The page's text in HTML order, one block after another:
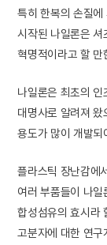
특히 한복의 손질에
시작된 나일론은 셔
혁명적이라고 할 만
나일론은 최초의 인
대명사로 알려져
용도가 많이 개발되
플라스틱 장난감에
여러 부품들이 나
합성섬유의 효시라
고분자에 대한 연